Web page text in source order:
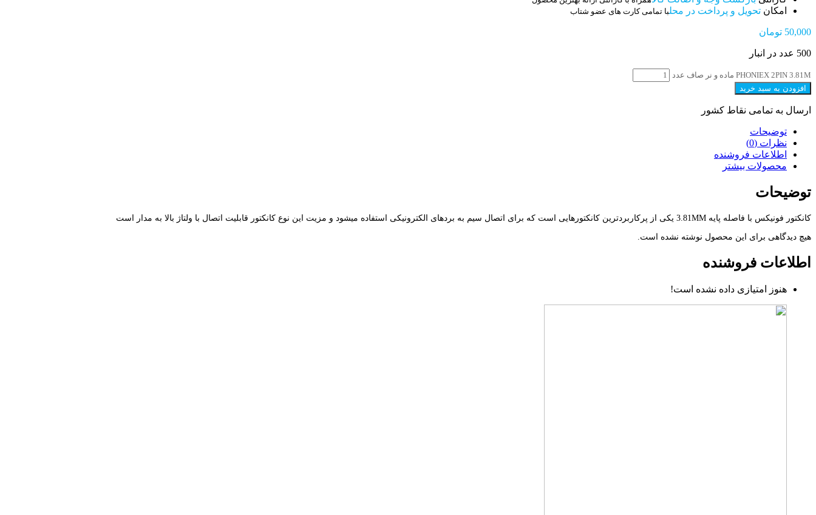
امکان تحویل و پرداخت در محلبا تمامی کارت های عضو شتاب
50,000 تومان
500 عدد در انبار
PHONIEX 2PIN 3.81M ماده و نر صاف عدد
افزودن به سبد خرید
ارسال به تمامی نقاط کشور
توضیحات
نظرات (0)
اطلاعات فروشنده
محصولات بیشتر
توضیحات
کانکتور فونیکس با فاصله پایه 3.81MM یکی از پرکاربردترین کانکتورهایی است که برای اتصال سیم به بردهای الکترونیکی استفاده میشود و مزیت این نوع کانکتور قابلیت اتصال با ولتاژ بالا به مدار است
هیچ دیدگاهی برای این محصول نوشته نشده است.
اطلاعات فروشنده
هنوز امتیازی داده نشده است!